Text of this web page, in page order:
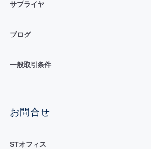
サプライヤ
ブログ
一般取引条件
お問合せ
STオフィス